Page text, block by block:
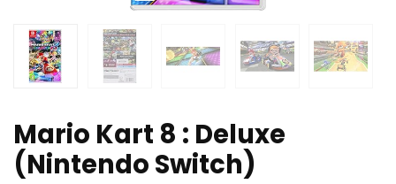
Mario Kart 8 : Deluxe
(Nintendo Switch)